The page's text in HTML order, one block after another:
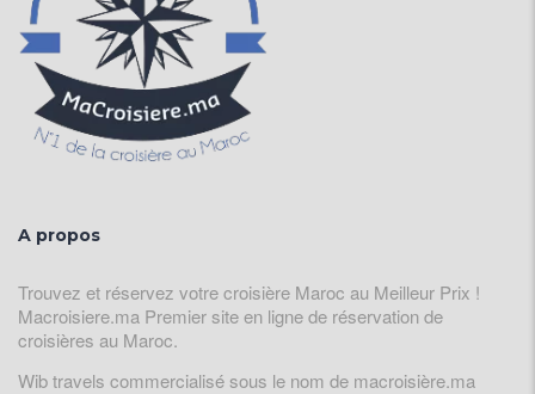
A propos
Trouvez et réservez votre croisière Maroc au Meilleur Prix !
Macroisiere.ma Premier site en ligne de réservation de
croisières au Maroc.
Wib travels commercialisé sous le nom de macroisière.ma